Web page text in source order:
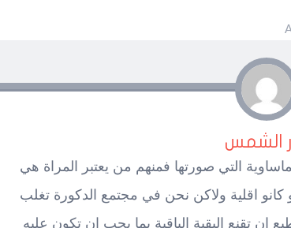
الشمس
التي صورتها فمنهم من يعتبر المراة هي
اقلية ولاكن نحن في مجتمع الدكورة تغلب
تقنع البقية الباقية بما يجب ان تكون عليه